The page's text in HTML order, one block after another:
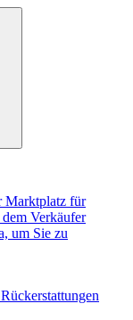
Marktplatz für
Verkäufer
um Sie zu